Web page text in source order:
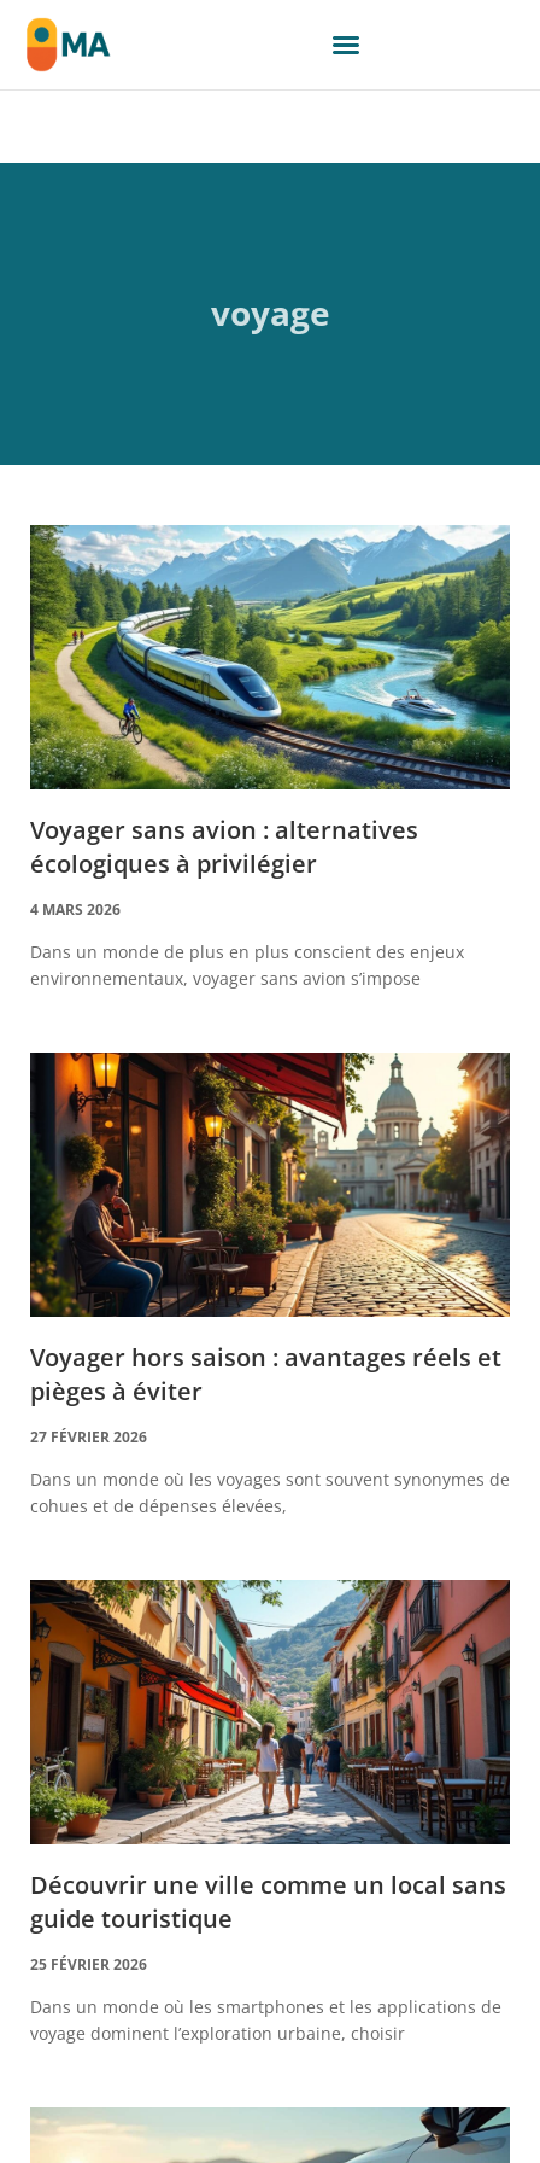
voyage
Voyager sans avion : alternatives
écologiques à privilégier
4 MARS 2026
Dans un monde de plus en plus conscient des enjeux
environnementaux, voyager sans avion s’impose
Voyager hors saison : avantages réels et
pièges à éviter
27 FÉVRIER 2026
Dans un monde où les voyages sont souvent synonymes de
cohues et de dépenses élevées,
Découvrir une ville comme un local sans
guide touristique
25 FÉVRIER 2026
Dans un monde où les smartphones et les applications de
voyage dominent l’exploration urbaine, choisir